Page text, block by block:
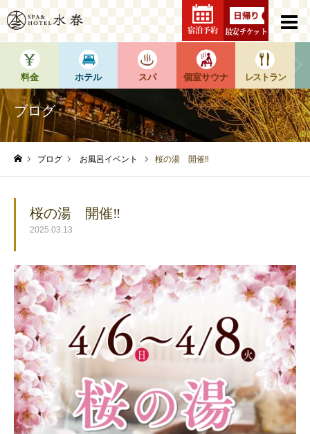
最安チケット
宿泊予約
料金 ホテル スパ 個室サウナ レストラン
ブログ
ブログ お風呂イベント 桜の湯 開催‼
桜の湯 開催‼
2025.03.13